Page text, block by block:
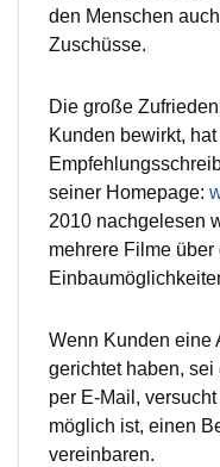
den Menschen
Zuschüsse.
Die große
Kunden bewirkt,
seiner Homepage:
2010 nachgelesen
mehrere Filme
Wenn Kunden eine
gerichtet haben, sei
per E-Mail,
möglich ist, einen
vereinbaren.